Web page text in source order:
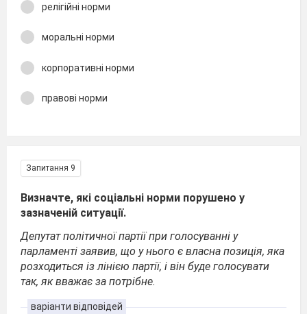
релігійні норми
моральні норми
корпоративні норми
правові норми
Запитання 9
Визначте, які соціальні норми порушено у
зазначеній ситуації.
Депутат політичної партії при голосуванні у
парламенті заявив, що у нього є власна позиція, яка
розходиться із лінією партії, і він буде голосувати
так, як вважає за потрібне.
варіанти відповідей